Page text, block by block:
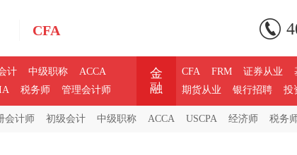
CFA
计 中级职称
ACCA
税务师 管理会计师
金
融
CFA FRM 证券从业
期货从业
银行招聘 投
会计师 初级会计 中级职称 ACCA USCPA 经济师 税务